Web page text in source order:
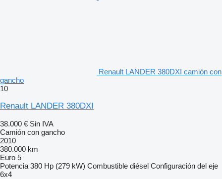
Renault LANDER 380DXI camión con
gancho
10
Renault LANDER 380DXI
38.000 € Sin IVA
Camión con gancho
2010
380.000 km
Euro 5
Potencia 380 Hp (279 kW) Combustible diésel Configuración del eje
6x4